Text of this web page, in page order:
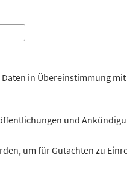
in Übereinstimmung
und
um für Gutachten zu